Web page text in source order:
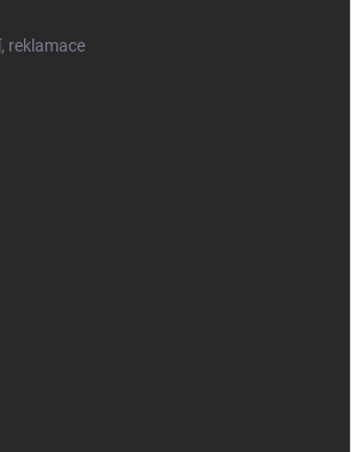
reklamace